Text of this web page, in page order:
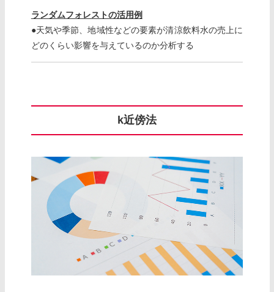
ランダムフォレストの活用例
●天気や季節、地域性などの要素が清涼飲料水の売上に
どのくらい影響を与えているのか分析する
k近傍法